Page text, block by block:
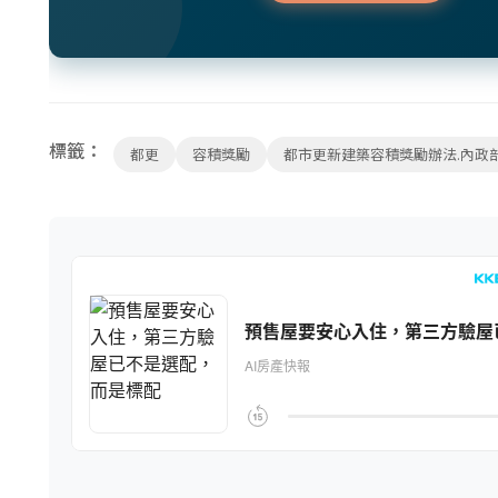
標籤： 都更 容積獎勵 都市更新建築容積獎勵辦法.內政